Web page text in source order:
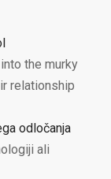
the murky
relationship
odločanja
ali